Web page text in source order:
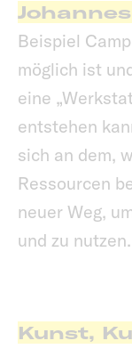
Beispiel
möglich ist
eine
entstehen
sich an dem,
Ressourcen
neuer Weg,
und zu nutzen.
Kunst,